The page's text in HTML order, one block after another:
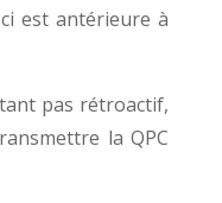
est antérieure à
pas rétroactif,
la QPC